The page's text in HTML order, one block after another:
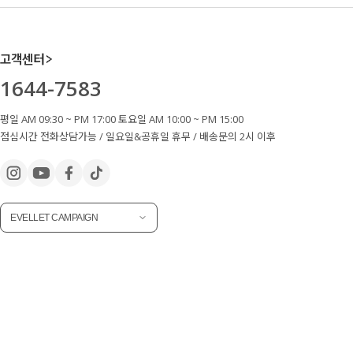
고객센터
1644-7583
평일 AM 09:30 ~ PM 17:00 토요일 AM 10:00 ~ PM 15:00
점심시간 전화상담가능 / 일요일&공휴일 휴무 / 배송문의 2시 이후
EVELLET CAMPAIGN